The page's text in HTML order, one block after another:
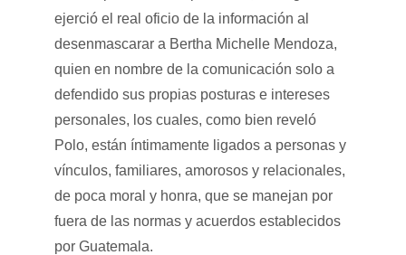
ejerció el real oficio de la información al
desenmascarar a Bertha Michelle Mendoza,
quien en nombre de la comunicación solo a
defendido sus propias posturas e intereses
personales, los cuales, como bien reveló
Polo, están íntimamente ligados a personas y
vínculos, familiares, amorosos y relacionales,
de poca moral y honra, que se manejan por
fuera de las normas y acuerdos establecidos
por Guatemala.